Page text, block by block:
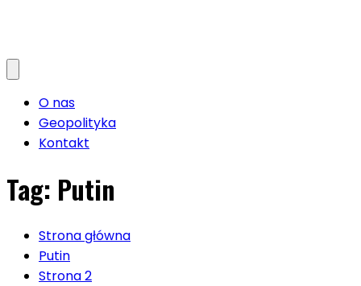
O nas
Geopolityka
Kontakt
Tag: Putin
Strona główna
Putin
Strona 2